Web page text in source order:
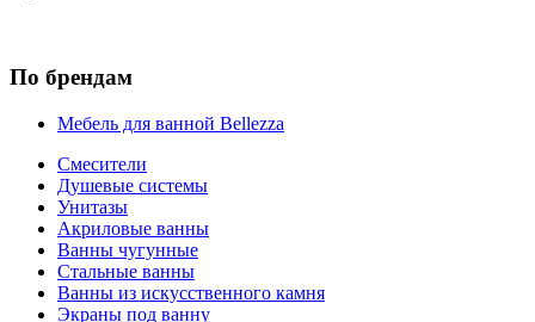
По брендам
Мебель для ванной Bellezza
Смесители
Душевые системы
Унитазы
Акриловые ванны
Ванны чугунные
Стальные ванны
Ванны из искусственного камня
Экраны под ванну